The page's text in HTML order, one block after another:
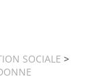
SOCIALE >